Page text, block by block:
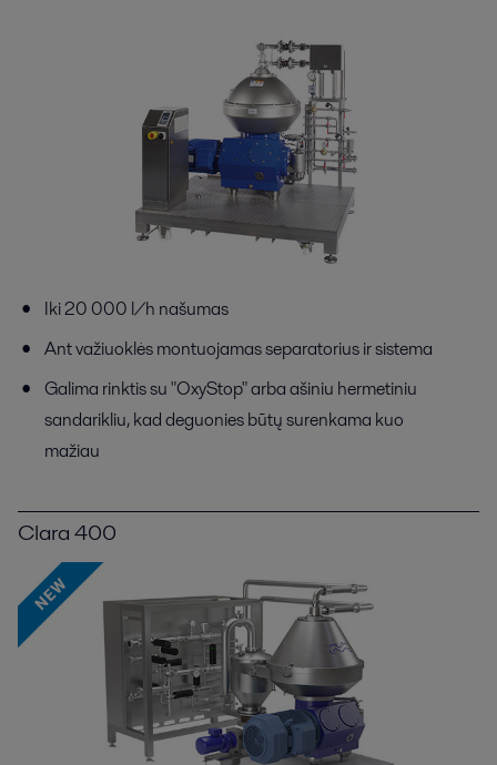
Iki 20 000 l/h našumas
Ant važiuoklės montuojamas separatorius ir sistema
Galima rinktis su "OxyStop" arba ašiniu hermetiniu
sandarikliu, kad deguonies būtų surenkama kuo
mažiau
Clara 400